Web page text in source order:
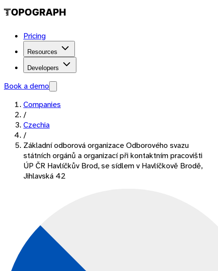
Pricing
Resources
Developers
Book a demo
Companies
/
Czechia
/
Základní odborová organizace Odborového svazu
státních orgánů a organizací při kontaktním pracovišti
ÚP ČR Havlíčkův Brod, se sídlem v Havlíčkově Brodě,
Jihlavská 42